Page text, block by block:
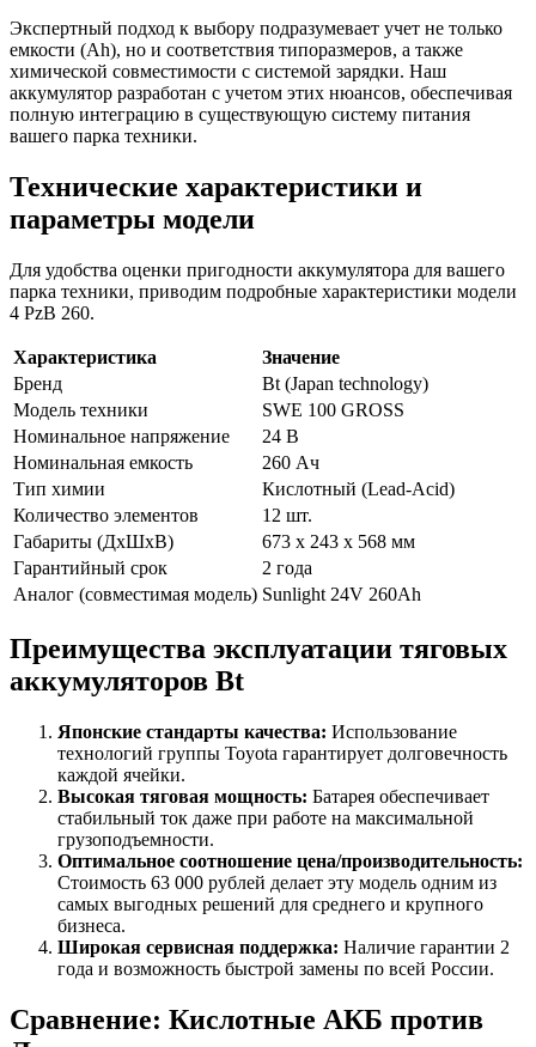
Экспертный подход к выбору подразумевает учет не только
емкости (Ah), но и соответствия типоразмеров, а также
химической совместимости с системой зарядки. Наш
аккумулятор разработан с учетом этих нюансов, обеспечивая
полную интеграцию в существующую систему питания
вашего парка техники.
Технические характеристики и
параметры модели
Для удобства оценки пригодности аккумулятора для вашего
парка техники, приводим подробные характеристики модели
4 PzB 260.
Характеристика
Значение
Бренд
Bt (Japan technology)
Модель техники
SWE 100 GROSS
Номинальное напряжение
24 В
Номинальная емкость
260 Ач
Тип химии
Кислотный (Lead-Acid)
Количество элементов
12 шт.
Габариты (ДхШхВ)
673 x 243 x 568 мм
Гарантийный срок
2 года
Аналог (совместимая модель) Sunlight 24V 260Ah
Преимущества эксплуатации тяговых
аккумуляторов Bt
Японские стандарты качества: Использование
технологий группы Toyota гарантирует долговечность
каждой ячейки.
Высокая тяговая мощность: Батарея обеспечивает
стабильный ток даже при работе на максимальной
грузоподъемности.
Оптимальное соотношение цена/производительность:
Стоимость 63 000 рублей делает эту модель одним из
самых выгодных решений для среднего и крупного
бизнеса.
Широкая сервисная поддержка: Наличие гарантии 2
года и возможность быстрой замены по всей России.
Сравнение: Кислотные АКБ против